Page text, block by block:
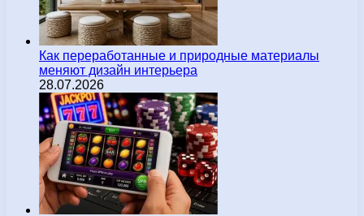
Как переработанные и природные материалы
меняют дизайн интерьера
28.07.2026